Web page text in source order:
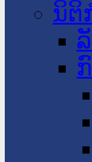
ນິຕິ